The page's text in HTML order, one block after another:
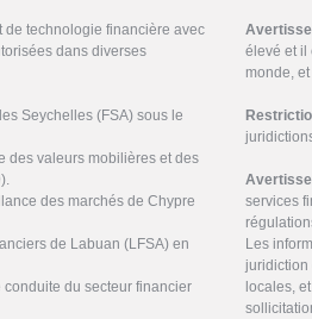
de technologie financière avec
dans diverses
Seychelles (FSA) sous le
des valeurs mobilières et des
des marchés de Chypre
de Labuan (LFSA) en
conduite du secteur financier
élevé et il
monde,
services
Les
juridiction
locales,